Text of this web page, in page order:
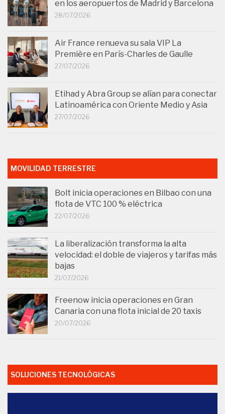
en los aeropuertos de Madrid y Barcelona
28/07/2026
Air France renueva su sala VIP La
Première en París-Charles de Gaulle
27/07/2026
Etihad y Abra Group se alían para conectar
Latinoamérica con Oriente Medio y Asia
27/07/2026
MOVILIDAD TERRESTRE
Bolt inicia operaciones en Bilbao con una
flota de VTC 100 % eléctrica
22/07/2026
La liberalización transforma la alta
velocidad: el doble de viajeros y tarifas más
bajas
21/07/2026
Freenow inicia operaciones en Gran
Canaria con una flota inicial de 20 taxis
20/07/2026
SOLUCIONES TECNOLÓGICAS